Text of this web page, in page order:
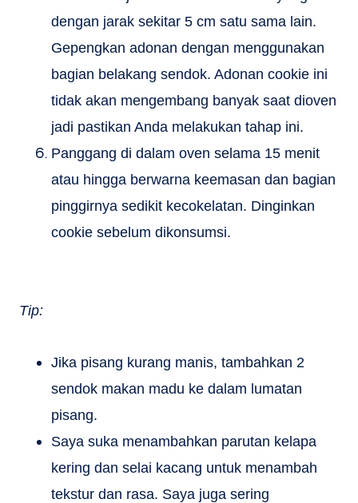
dengan jarak sekitar 5 cm satu sama lain.
Gepengkan adonan dengan menggunakan
bagian belakang sendok. Adonan cookie ini
tidak akan mengembang banyak saat dioven
jadi pastikan Anda melakukan tahap ini.
Panggang di dalam oven selama 15 menit
atau hingga berwarna keemasan dan bagian
pinggirnya sedikit kecokelatan. Dinginkan
cookie sebelum dikonsumsi.
Tip:
Jika pisang kurang manis, tambahkan 2
sendok makan madu ke dalam lumatan
pisang.
Saya suka menambahkan parutan kelapa
kering dan selai kacang untuk menambah
tekstur dan rasa. Saya juga sering